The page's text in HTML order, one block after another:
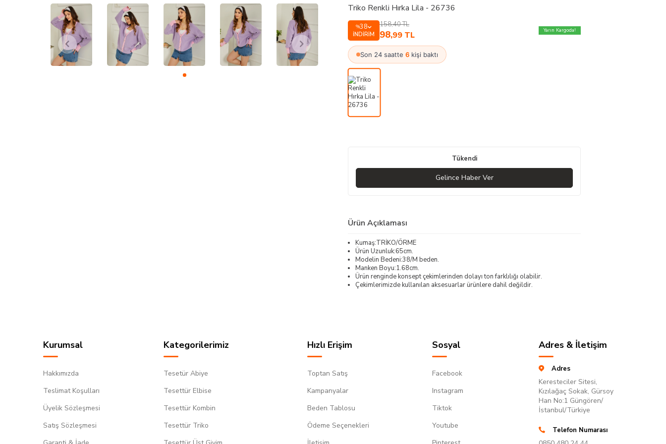
Triko Renkli Hırka Lila - 26736
%38
İNDIRIM
158,40TL
98,99 TL Yarın Kargoda!
Son 24 saatte 6 kişi baktı
Tükendi
Gelince Haber Ver
Ürün Açıklaması
Kumaş:TRİKO/ÖRME
Ürün Uzunluk:65cm.
Modelin Bedeni:38/M beden.
Manken Boyu:1.68cm.
Ürün renginde konsept çekimlerinden dolayı ton farklılığı olabilir.
Çekimlerimizde kullanılan aksesuarlar ürünlere dahil değildir.
Kurumsal
Hakkımızda
Teslimat Koşulları
Üyelik Sözleşmesi
Satış Sözleşmesi
Kategorilerimiz
Tesetür Abiye
Tesettür Elbise
Tesettür Kombin
Tesettür Triko
Hızlı Erişim
Toptan Satış
Kampanyalar
Beden Tablosu
Ödeme Seçenekleri
Sosyal
Facebook
Instagram
Tiktok
Youtube
Adres & İletişim
Adres
Keresteciler Sitesi,
Kızılağaç Sokak, Gürsoy
Han No:1 Güngören/
İstanbul/Türkiye
Telefon Numarası